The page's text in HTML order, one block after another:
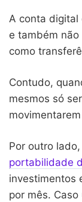
A conta digital
e também
como
Contudo,
mesmos só
Por outro
portabilidade
investimentos
por mês.